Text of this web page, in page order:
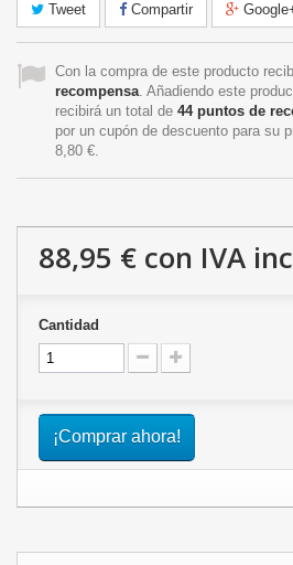
Tweet Compartir
Con la compra de este producto
recompensa. Añadiendo este
recibirá un total de 44puntos de
por un cupón de descuento para su
8,80 €.
88,95 € con IVA
Cantidad
¡Comprar ahora!